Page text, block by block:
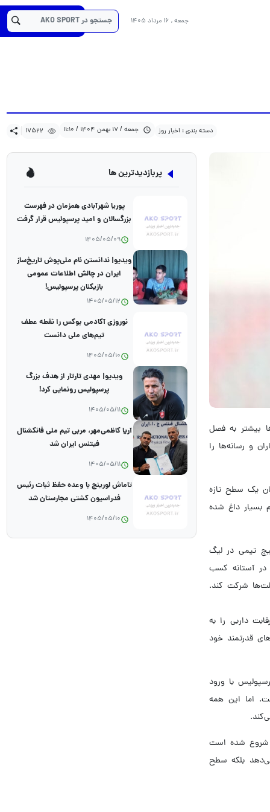
جمعه , 16 مرداد 1405
1404/11/17
17522
دسته بندی : اخبار روز جمعه / 17 بهمن 1404 / 11:10 17522
بیشتر به فصل
و رسانه‌ها را
یک سطح تازه
بسیار داغ شده
تیمی در لیگ
در آستانه کسب
شرکت کند.
داربی را به
قدرتمند خود
با ورود
اما این همه
شروع شده است
بلکه سطح
پربازدیدترین ها
پوریا شهرآبادی همزمان در فهرست
بزرگسالان و امید پرسپولیس قرار گرفت
1405/05/09
ویدیو| ندانستن نام ملی‌پوش تاریخ‌ساز
ایران در چالش اطلاعات عمومی
بازیکنان پرسپولیس!
1405/05/12
نوروزی آکادمی بوکس را نقطه عطف
تیم‌های ملی دانست
1405/05/10
ویدیو| مهدی تارتار از هدف بزرگ
پرسپولیس رونمایی کرد!
1405/05/11
آریا کاظمی‌مهر، مربی تیم ملی فانکشنال
فیتنس ایران شد
1405/05/11
تاماش لورینچ با وعده حفظ ثبات رئیس
فدراسیون کشتی مجارستان شد
1405/05/10